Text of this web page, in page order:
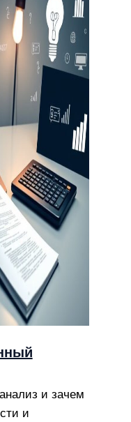
и зачем
и